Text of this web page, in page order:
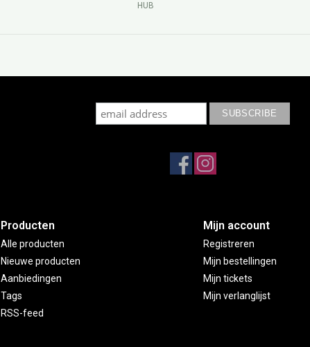
HUB
Producten
Alle producten
Nieuwe producten
Aanbiedingen
Tags
RSS-feed
Mijn account
Registreren
Mijn bestellingen
Mijn tickets
Mijn verlanglijst